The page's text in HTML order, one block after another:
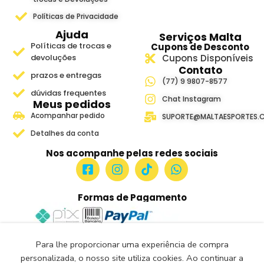
Políticas de Privacidade
Ajuda
Políticas de trocas e
devoluções
prazos e entregas
dúvidas frequentes
Meus pedidos
Acompanhar pedido
Detalhes da conta
Serviços Malta
Cupons de Desconto
Cupons Disponíveis
Contato
(77) 9 9807-8577
Chat Instagram
Nos acompanhe pelas redes sociais
Formas de Pagamento
Site Seguro e Verificado
Para lhe proporcionar uma experiência de compra
personalizada, o nosso site utiliza cookies. Ao continuar a